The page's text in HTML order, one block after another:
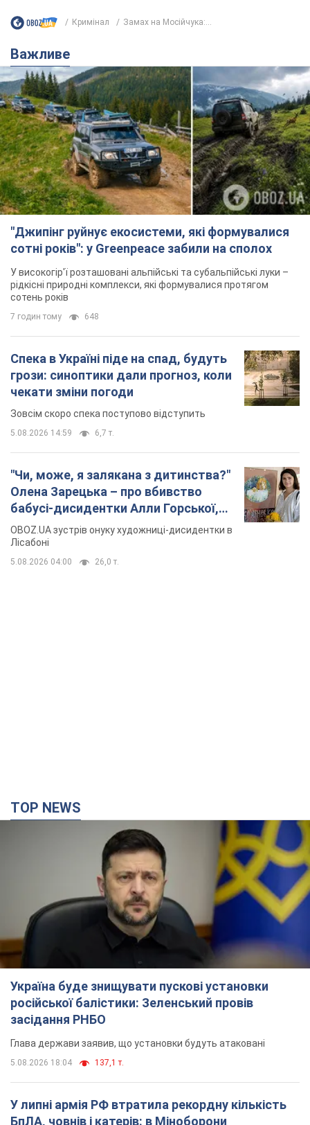
Кримінал Замах на Мосійчука:...
Важливе
"Джипінг руйнує екосистеми, які формувалися
сотні років": у Greenpeace забили на сполох
У високогір'ї розташовані альпійські та субальпійські луки –
рідкісні природні комплекси, які формувалися протягом
сотень років
7 годин тому 648
Спека в Україні піде на спад, будуть
грози: синоптики дали прогноз, коли
чекати зміни погоди
Зовсім скоро спека поступово відступить
5.08.2026 14:59 6,7 т.
"Чи, може, я залякана з дитинства?"
Олена Зарецька – про вбивство
бабусі-дисидентки Алли Горської,
критику Дмитра Стуса та втечу в
Португалію з 5 дітьми
OBOZ.UA зустрів онуку художниці-дисидентки в
Лісабоні
5.08.2026 04:00 26,0 т.
TOP NEWS
Україна буде знищувати пускові установки
російської балістики: Зеленський провів
засідання РНБО
Глава держави заявив, що установки будуть атаковані
5.08.2026 18:04 137,1 т.
У липні армія РФ втратила рекордну кількість
БпЛА, човнів і катерів: в Міноборони